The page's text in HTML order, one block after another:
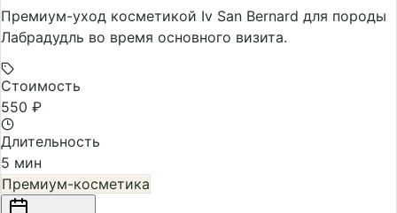
Премиум-уход косметикой Iv San Bernard для породы
Лабрадудль во время основного визита.
Стоимость
550 ₽
Длительность
5 мин
Премиум-косметика